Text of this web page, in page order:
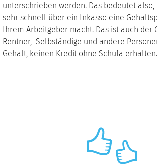
unterschrieben werden. Das bedeutet also,
sehr schnell über ein Inkasso eine
Ihrem Arbeitgeber macht. Das ist auch der
Rentner, Selbständige und andere
Gehalt, keinen Kredit ohne Schufa erhalten.